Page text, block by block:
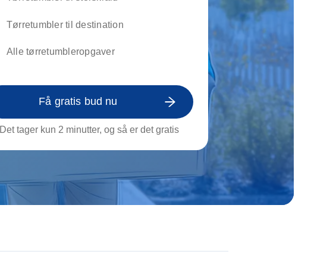
Transport af genstande
VVS
Tørretumbler til destination
Alle tørretumbleropgaver
Få gratis bud nu
Det tager kun 2 minutter, og så er det gratis